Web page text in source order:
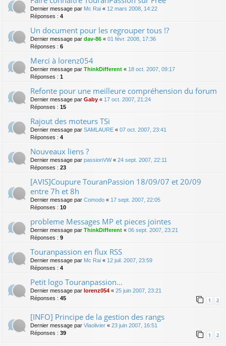
Dernier message par Mc Rai « 12 mars 2008, 14:22
Réponses : 4
Un document pour les regrouper tous !?
Dernier message par dav-86 « 01 févr. 2008, 17:36
Réponses : 6
Merci à lorenz054
Dernier message par ThinkDifferent « 18 oct. 2007, 09:17
Réponses : 1
Refonte pour une meilleure compréhension du forum
Dernier message par Gaby « 17 oct. 2007, 21:24
Réponses : 15
Rajout des moteurs TSi
Dernier message par SAMLAURE « 07 oct. 2007, 23:41
Réponses : 4
Nouveaux liens ?
Dernier message par passionVW« 24 sept. 2007, 22:11
Réponses : 23
[AVIS]Coupure TouranPassion 18/09/07 et 20/09
entre 7h et 8h
Dernier message par Comodo « 17 sept. 2007, 22:05
Réponses : 10
probleme Messages MP et pieces jointes
Dernier message par ThinkDifferent « 06 sept. 2007, 23:21
Réponses : 9
Touranpassion en flux RSS
Dernier message par Mc Rai « 12 juil. 2007, 23:59
Réponses : 4
Petit logo Touranpassion...
Dernier message par lorenz054 « 25 juin 2007, 23:21
Réponses : 45 1 2
[INFO] Principe de la gestion des rangs
Dernier message par Vlaolivier « 23 juin 2007, 16:51
Réponses : 39 1 2